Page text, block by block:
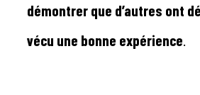
démontrer que d’autres ont
vécu une bonne expérience